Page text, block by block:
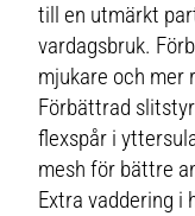
till en utmärkt
vardagsbruk.
mjukare och mer
Förbättrad
flexspår i
mesh för bättre
Extra vaddering i